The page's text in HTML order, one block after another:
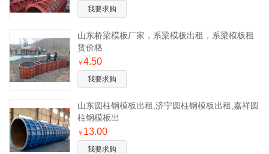
我要求购
山东桥梁模板厂家，系梁模板出租，系梁模板租
赁价格
￥4.50
我要求购
山东圆柱钢模板出租,济宁圆柱钢模板出租,嘉祥圆
柱钢模板出
￥ 13.00
我要求购